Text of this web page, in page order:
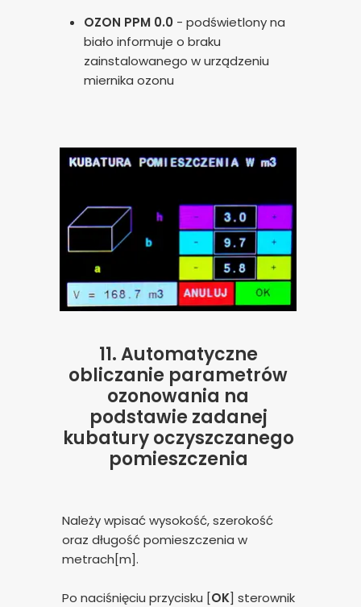
OZON PPM 0.0 - podświetlony na
biało informuje o braku
zainstalowanego w urządzeniu
miernika ozonu
11.Automatyczne
obliczanie parametrów
ozonowania na
podstawie zadanej
kubatury oczyszczanego
pomieszczenia
Należy wpisać wysokość, szerokość
oraz długość pomieszczenia w
metrach[m].
Po naciśnięciu przycisku [OK] sterownik